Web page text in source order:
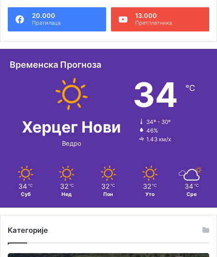
н
т
20.000
Пратилаца
13.000
Претплатника
Временска Прогноза
Херцег Нови
Ведро
34 ℃
34º - 30º
46%
1.43 км/х
34 ℃
Суб
32 ℃
Нед
32 ℃
Пон
32 ℃
Уто
34 ℃
Сре
Категорије